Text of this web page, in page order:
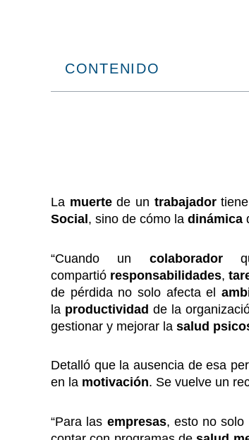
CONTENIDO
La muertede un trabajador
Social , sino de cómo la dinámica
“Cuando un colaborador
compartió responsabilidades,
de pérdida no solo afecta el
la productividad de la
gestionar y mejorar la salud
Detalló que la ausencia de esa
en la motivación. Se vuelve un
“Para las empresas, esto no solo